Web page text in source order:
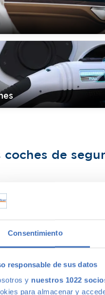
Consentimiento
responsable de sus datos
y nuestros 1022
para almacenar y
coches de
con dos principios:
mano
máxima prioridad
, por
revisado y protegido. Los
de máxima calidad. Además
del vehículo